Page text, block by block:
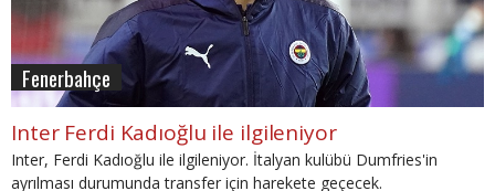
Fenerbahçe
Inter Ferdi Kadıoğlu ile ilgileniyor
Inter, Ferdi Kadıoğlu ile ilgileniyor. İtalyan kulübü Dumfries'in
ayrılması durumunda transfer için harekete geçecek.